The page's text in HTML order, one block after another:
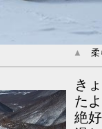
柔
き
た
絶